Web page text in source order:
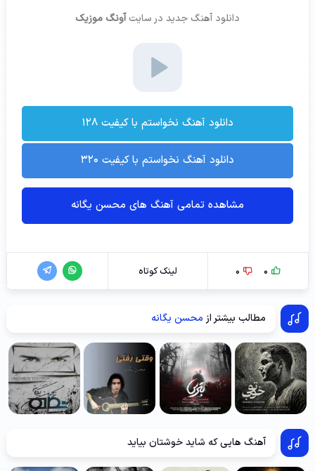
دانلود آهنگ جدید در سایت آونگ موزیک
دانلود آهنگ نخواستم با کیفیت ۱۲۸
دانلود آهنگ نخواستم با کیفیت ۳۲۰
مشاهده تمامی آهنگ های محسن یگانه
0
0 لینک کوتاه
مطالب بیشتر از محسن یگانه
آهنگ هایی که شاید خوشتان بیاید